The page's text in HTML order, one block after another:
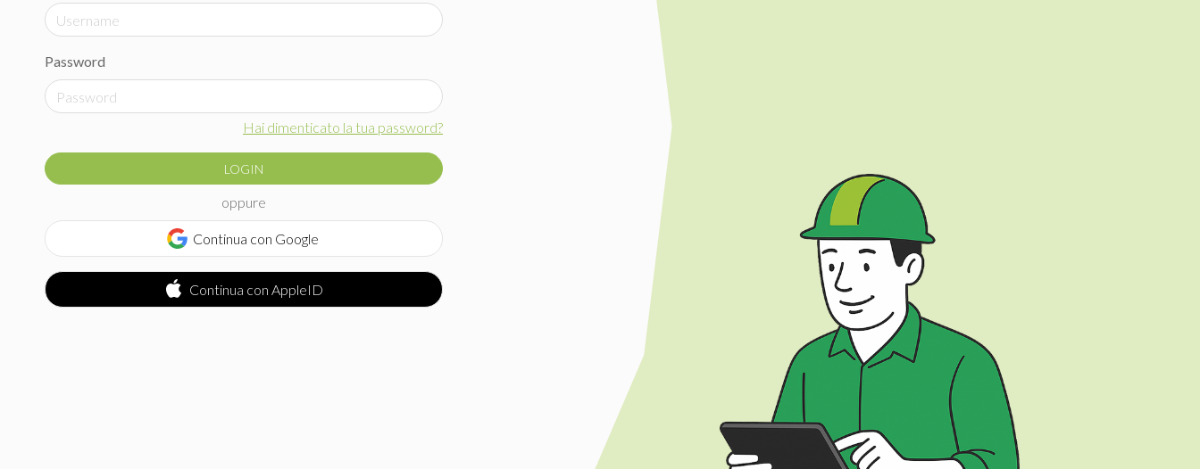
Password
Hai dimenticato la tua password?
LOGIN
oppure
Continua con Google
Continua con AppleID